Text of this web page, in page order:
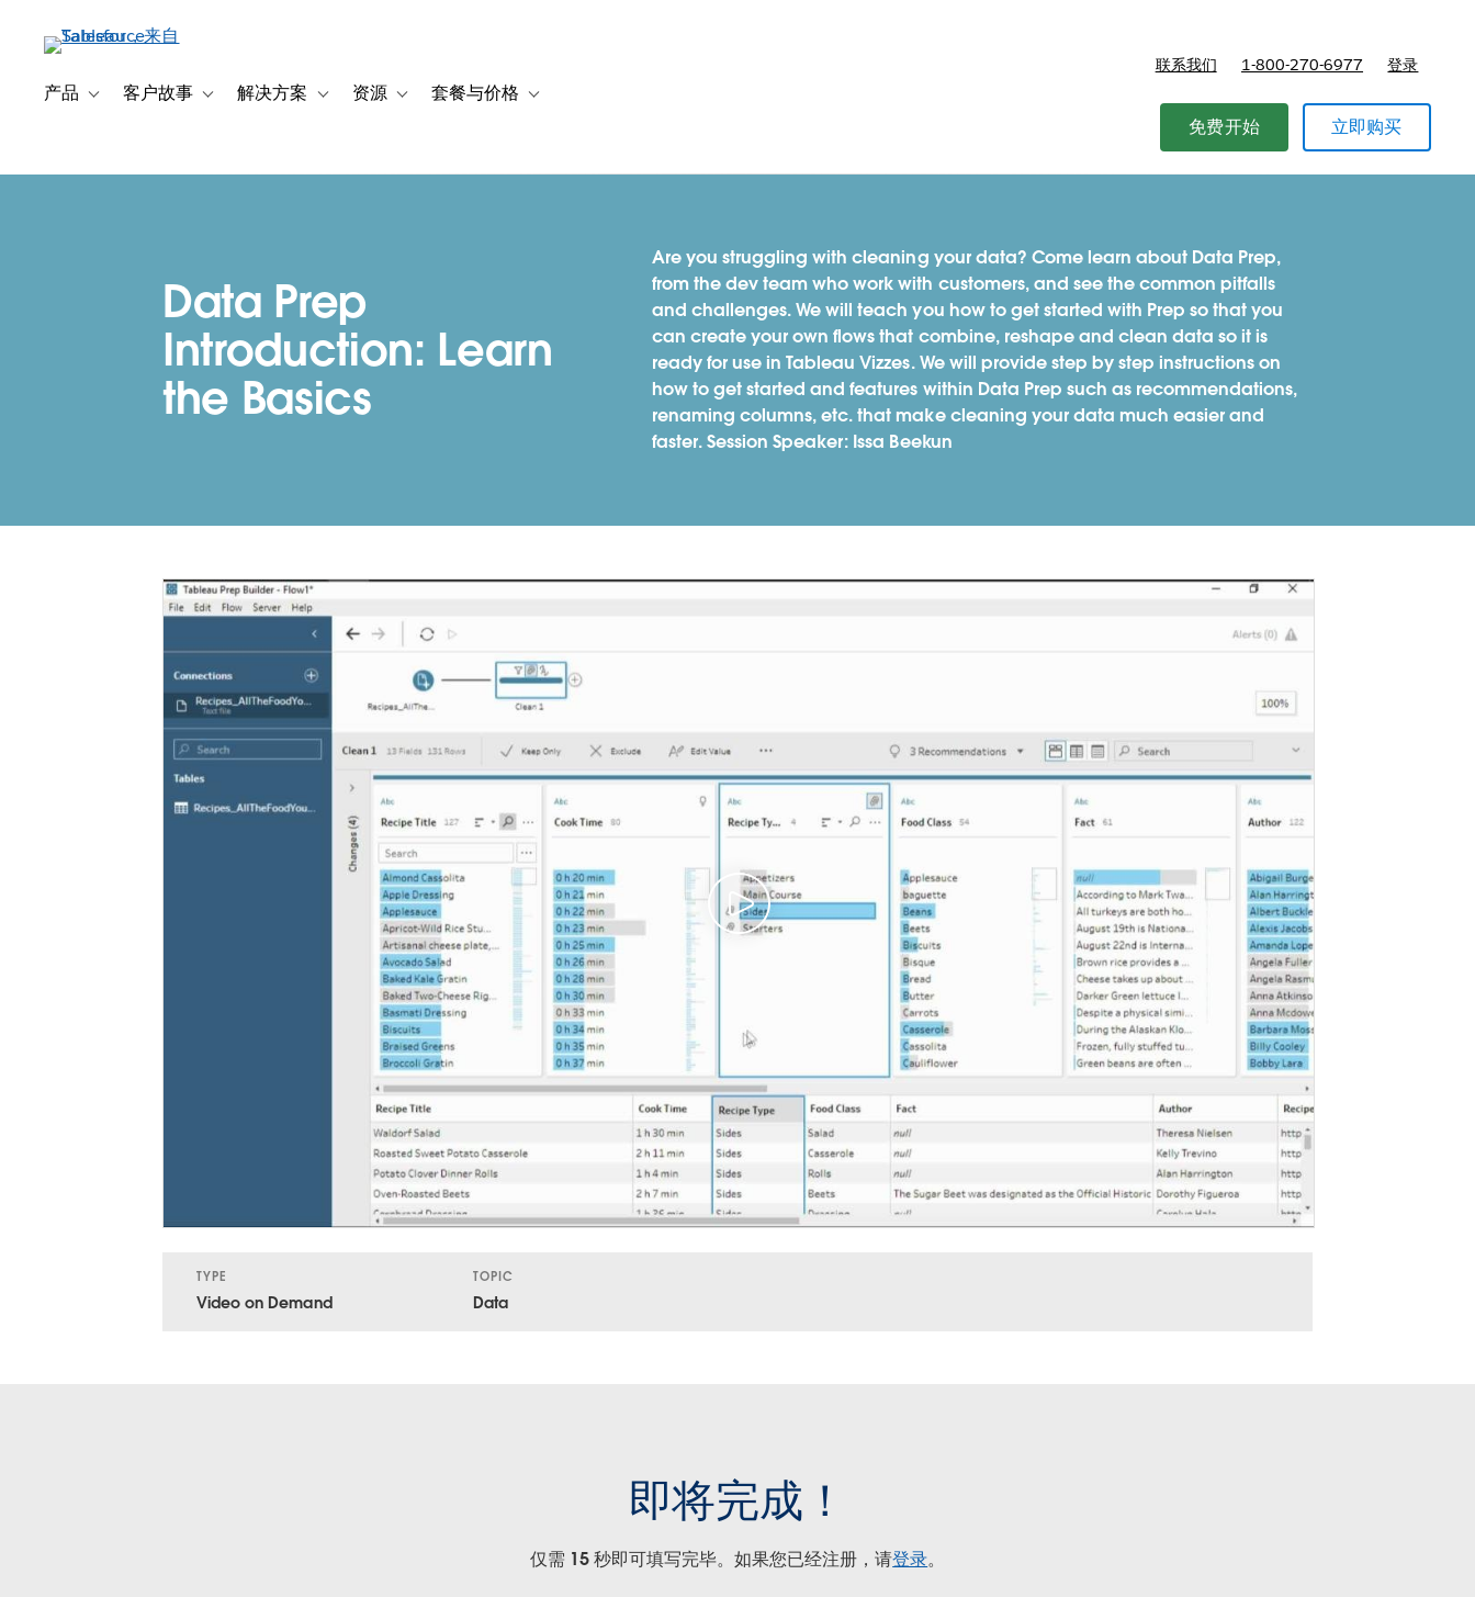
容
产品 Toggle sub-navigation for 产品
客户故事 Toggle sub-navigation for 客户故事
解决方案 Toggle sub-navigation for 解决方案
资源 Toggle sub-navigation for 资源
套餐与价格 Toggle sub-navigation for 套餐与价格
联系我们 1-800-270-6977 登录
免费开始 立即购买
Data Prep
Introduction: Learn
the Basics
Are you struggling with cleaning your data? Come learn about Data Prep,
from the dev team who work with customers, and see the common pitfalls
and challenges. We will teach you how to get started with Prep so that you
can create your own flows that combine, reshape and clean data so it is
ready for use in Tableau Vizzes. We will provide step by step instructions on
how to get started and features within Data Prep such as recommendations,
renaming columns, etc. that make cleaning your data much easier and
faster. Session Speaker: Issa Beekun
TYPE
Video on Demand
TOPIC
Data
即将完成！
仅需 15 秒即可填写完毕。如果您已经注册，请登录。